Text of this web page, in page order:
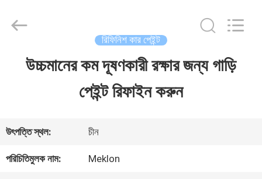
ভিডিও
Chemical
রিফিনিশ কার পেইন্ট
উচ্চমানের কম দূষণকারী রক্ষার জন্য গাড়ি
পেইন্ট রিফাইন করুন
উৎপত্তি স্থল: চীন
পরিচিতিমুলক নাম: Meklon